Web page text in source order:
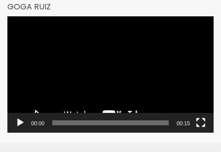
GOGA RUIZ
00:00 00:15